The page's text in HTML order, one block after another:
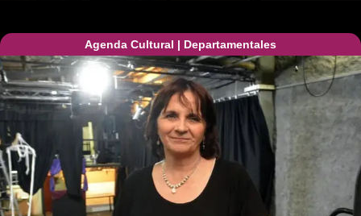
Agenda Cultural | Departamentales